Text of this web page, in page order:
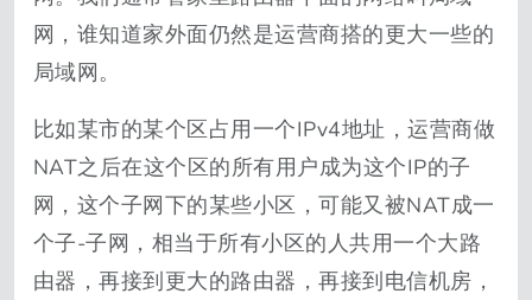
网，谁知道家外面仍然是运营商搭的更大一些的
局域网。
比如某市的某个区占用一个IPv4地址，运营商做
NAT之后在这个区的所有用户成为这个IP的子
网，这个子网下的某些小区，可能又被NAT成一
个子-子网，相当于所有小区的人共用一个大路
由器，再接到更大的路由器，再接到电信机房，